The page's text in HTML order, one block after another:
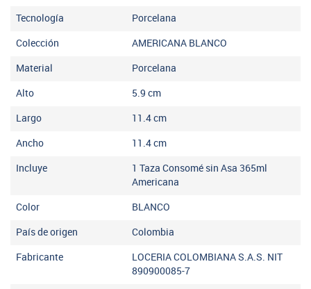
Tecnología Porcelana
Colección AMERICANA BLANCO
Material Porcelana
Alto 5.9 cm
Largo 11.4cm
Ancho 11.4cm
Incluye
1 Taza Consomé sin Asa 365ml
Americana
Color BLANCO
País de origen Colombia
Fabricante
LOCERIA COLOMBIANA S.A.S. NIT
890900085-7